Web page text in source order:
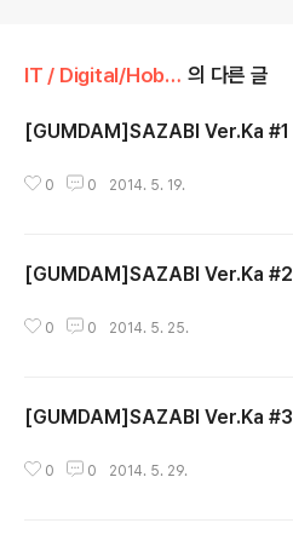
IT / Digital/Hobby 의 다른 글
[GUMDAM]SAZABI Ver.Ka #1
0 0 2014. 5. 19.
[GUMDAM]SAZABI Ver.Ka #2
0 0 2014. 5. 25.
[GUMDAM]SAZABI Ver.Ka #3
0 0 2014. 5. 29.